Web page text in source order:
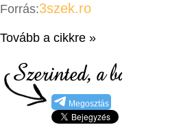
Forrás:3szek.ro
Tovább a cikkre »
Megosztás